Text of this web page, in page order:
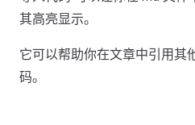
其高亮显示。
它可以帮助你在文章中引用其
码。